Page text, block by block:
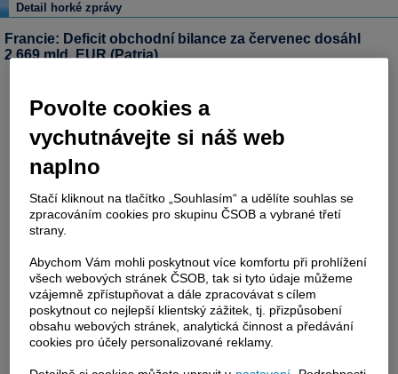
Detail horké zprávy
Francie: Deficit obchodní bilance za červenec dosáhl
2,669 mld. EUR (Patria)
Povolte cookies a
vychutnávejte si náš web
naplno
Stačí kliknout na tlačítko „Souhlasím“ a udělíte souhlas se
zpracováním cookies pro skupinu ČSOB a vybrané třetí
strany.
Abychom Vám mohli poskytnout více komfortu při prohlížení
všech webových stránek ČSOB, tak si tyto údaje můžeme
vzájemně zpřístupňovat a dále zpracovávat s cílem
poskytnout co nejlepší klientský zážitek, tj. přizpůsobení
obsahu webových stránek, analytická činnost a předávání
cookies pro účely personalizované reklamy.